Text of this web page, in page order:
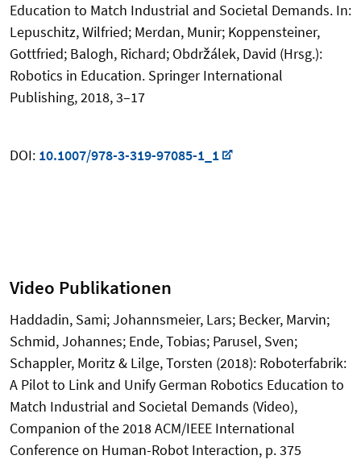
Education to Match Industrial and Societal Demands. In:
Lepuschitz, Wilfried; Merdan, Munir; Koppensteiner,
Gottfried; Balogh, Richard; Obdržálek, David (Hrsg.):
Robotics in Education. Springer International
Publishing, 2018, 3–17
DOI: 10.1007/978-3-319-97085-1_1
Video Publikationen
Haddadin, Sami; Johannsmeier, Lars; Becker, Marvin;
Schmid, Johannes; Ende, Tobias; Parusel, Sven;
Schappler, Moritz & Lilge, Torsten (2018): Roboterfabrik:
A Pilot to Link and Unify German Robotics Education to
Match Industrial and Societal Demands (Video),
Companion of the 2018 ACM/IEEE International
Conference on Human-Robot Interaction, p. 375